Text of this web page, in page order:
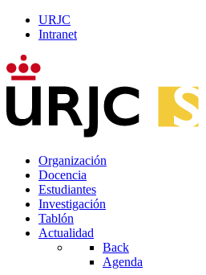
URJC
Intranet
Organización
Docencia
Estudiantes
Investigación
Tablón
Actualidad
Back
Agenda